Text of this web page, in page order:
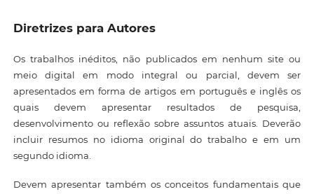
Diretrizes para Autores
Os trabalhos inéditos, não publicados em nenhum site ou
meio digital em modo integral ou parcial, devem ser
apresentados em forma de artigos em português e inglês os
quais devem apresentar resultados de pesquisa,
desenvolvimento ou reflexão sobre assuntos atuais. Deverão
incluir resumos no idioma original do trabalho e em um
segundo idioma.
Devem apresentar também os conceitos fundamentais que